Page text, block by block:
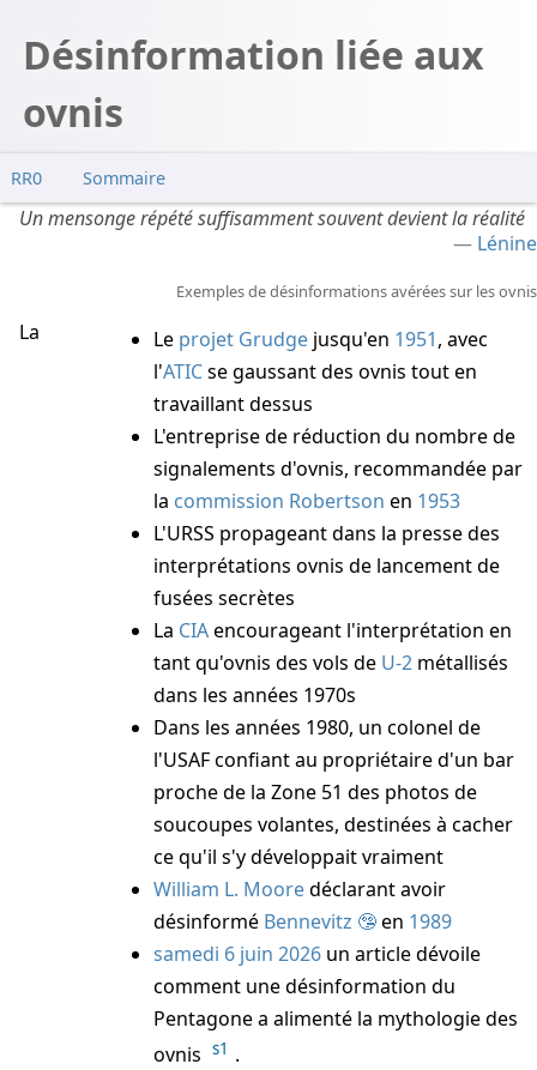
Désinformation liée aux
ovnis
RR0 Sommaire
Interprétation
Un mensonge répété suffisamment souvent devient la réalité
Lénine
Exemples de désinformations avérées sur les ovnis
Le projet Grudge jusqu'en 1951, avec
l'ATICse gaussant des ovnis tout en
travaillant dessus
L'entreprise de réduction du nombre de
signalements d'ovnis, recommandée par
la commission Robertson en 1953
L'URSS propageant dans la presse des
interprétations ovnis de lancement de
fusées secrètes
La CIAencourageant l'interprétation en
tant qu'ovnis des vols de U-2 métallisés
dans les années 1970s
Dans les années 1980, un colonel de
l'USAF confiant au propriétaire d'un bar
proche de la Zone 51 des photos de
soucoupes volantes, destinées à cacher
ce qu'il s'y développait vraiment
William L. Mooredéclarant avoir
désinformé Bennevitz en 1989
samedi 6 juin 2026 un article dévoile
comment une désinformation du
Pentagone a alimenté la mythologie des
ovnis s1 .
La